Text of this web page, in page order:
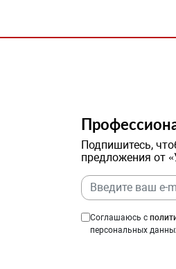
Подпишитесь,
предложения от
Соглашаюсь с
персональных